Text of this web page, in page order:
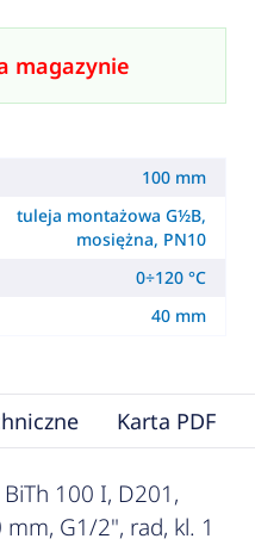
magazynie
100 mm
tuleja montażowa G½B,
mosiężna, PN10
0÷120 °C
40 mm
Karta PDF
100 I, D201,
G1/2", rad, kl. 1